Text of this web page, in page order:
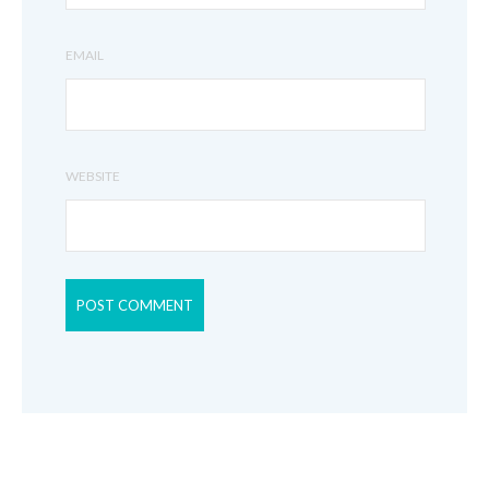
EMAIL
WEBSITE